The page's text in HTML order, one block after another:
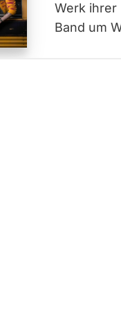
Werk ihrer
Band um